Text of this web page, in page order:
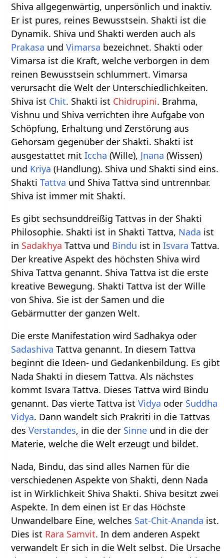
Shiva allgegenwärtig, unpersönlich und inaktiv.
Er ist pures, reines Bewusstsein. Shakti ist die
Dynamik. Shiva und Shakti werden auch als
Prakasa undVimarsa bezeichnet. Shakti oder
Vimarsa ist die Kraft, welche verborgen in dem
reinen Bewusstsein schlummert. Vimarsa
verursacht die Welt der Unterschiedlichkeiten.
Shiva ist Chit. Shakti ist Chidrupini. Brahma,
Vishnu und Shiva verrichten ihre Aufgabe von
Schöpfung, Erhaltung und Zerstörung aus
Gehorsam gegenüber der Shakti. Shakti ist
ausgestattet mitIccha (Wille), Jnana (Wissen)
und Kriya (Handlung). Shiva und Shakti sind eins.
ShaktiTattva und Shiva Tattva sind untrennbar.
Shiva ist immer mit Shakti.
Es gibt sechsunddreißig Tattvas in der Shakti
Philosophie. Shakti ist in Shakti Tattva, Nada ist
in Sadakhya Tattva und Bindu ist inIsvara Tattva.
Der kreative Aspekt des höchsten Shiva wird
Shiva Tattva genannt. Shiva Tattva ist die erste
kreative Bewegung. Shakti Tattva ist der Wille
von Shiva. Sie ist der Samen und die
Gebärmutter der ganzen Welt.
Die erste Manifestation wird Sadhakya oder
Sadashiva Tattva genannt. In diesem Tattva
beginnt die Ideen- und Gedankenbildung. Es gibt
Nada Shakti in diesem Tattva. Als nächstes
kommt Isvara Tattva. Dieses Tattva wird Bindu
genannt. Das vierte Tattva istVidya oder Suddha
Vidya. Dann wandelt sich Prakriti in die Tattvas
desVerstandes, in die der Sinne und in die der
Materie, welche die Welt erzeugt und bildet.
Nada, Bindu, das sind alles Namen für die
verschiedenen Aspekte von Shakti, denn Nada
ist in Wirklichkeit Shiva Shakti. Shiva besitzt zwei
Aspekte. In dem einen ist Er das Höchste
Unwandelbare Eine, welches Sat-Chit-Ananda ist.
Dies ist Rara Samvit. In dem anderen Aspekt
verwandelt Er sich in die Welt selbst. Die Ursache